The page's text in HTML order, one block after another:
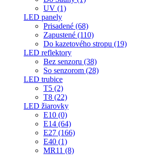
UV (1)
LED panely
Prisadené (68)
Zapustené (110)
Do kazetového stropu (19)
LED reflektory
Bez senzoru (38)
So senzorom (28)
LED trubice
T5 (2)
T8 (22)
LED žiarovky
E10 (0)
E14 (64)
E27 (166)
E40 (1)
MR11 (8)